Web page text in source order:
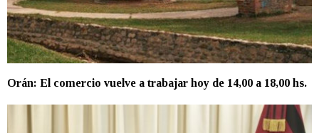
Orán: El comercio vuelve a trabajar hoy de 14,00 a 18,00 hs.